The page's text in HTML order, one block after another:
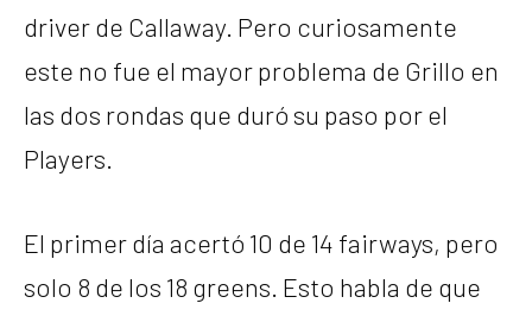
driver de Callaway. Pero curiosamente
este no fue el mayor problema de Grillo en
las dos rondas que duró su paso por el
Players.
El primer día acertó 10 de 14 fairways, pero
solo 8 de los 18 greens. Esto habla de que